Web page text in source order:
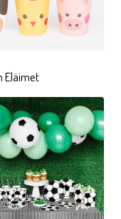
vauhtiin, kun
päästävät
löytäneet oman
On!-tuoteperhe
kun
ennätyksiä!
ja
Eläimet